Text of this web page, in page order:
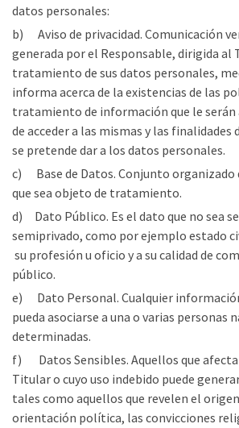
datos personales:
b) Aviso de privacidad. Comunicación
generada por el Responsable, dirigida al
tratamiento de sus datos personales,
informa acerca de la existencias de las
tratamiento de información que le
de acceder a las mismas y las
se pretende dar a los datos personales.
c) Base de Datos. Conjunto organizado
que sea objeto de tratamiento.
d) Dato Público. Es el dato que no sea
semiprivado, como por ejemplo estado
su profesión u oficio y a su calidad de
público.
e) Dato Personal. Cualquier
pueda asociarse a una o varias personas
determinadas.
f) Datos Sensibles. Aquellos que
Titular o cuyo uso indebido puede
tales como aquellos que revelen el
orientación política, las convicciones